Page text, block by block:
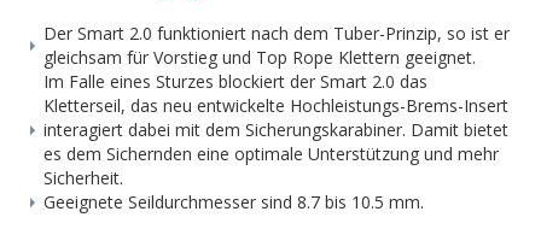
Der Smart 2.0 funktioniert nach dem Tuber-Prinzip, so ist er
gleichsam für Vorstieg und Top Rope Klettern geeignet.
Im Falle eines Sturzes blockiert der Smart 2.0 das
Kletterseil, das neu entwickelte Hochleistungs-Brems-Insert
interagiert dabei mit dem Sicherungskarabiner. Damit bietet
es dem Sichernden eine optimale Unterstützung und mehr
Sicherheit.
Geeignete Seildurchmesser sind 8.7 bis 10.5 mm.